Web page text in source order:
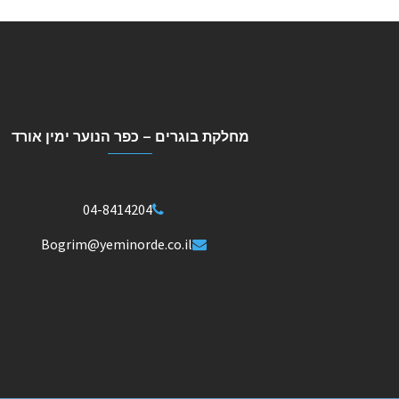
מחלקת בוגרים – כפר הנוער ימין אורד
04-8414204
Bogrim@yeminorde.co.il